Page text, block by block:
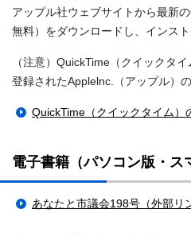
アップル社ウェブサイトから最新
無料）をダウンロードし、インスト
（注意）QuickTime（クイックタ
登録されたApplelnc.（アップル）の
QuickTime（クイックタイム）
電子書籍（パソコン版・ス
あなたと市議会198号（外部リ